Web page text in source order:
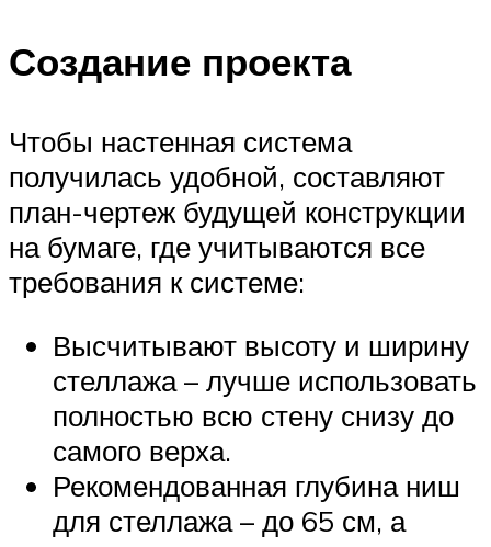
Создание проекта
Чтобы настенная система
получилась удобной, составляют
план-чертеж будущей конструкции
на бумаге, где учитываются все
требования к системе:
Высчитывают высоту и ширину
стеллажа – лучше использовать
полностью всю стену снизу до
самого верха.
Рекомендованная глубина ниш
для стеллажа – до 65 см, а